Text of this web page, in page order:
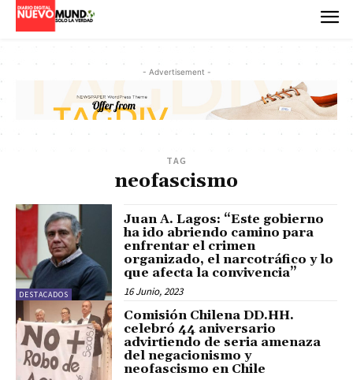
- Advertisement -
TAG
neofascismo
DESTACADOS
Juan A. Lagos: “Este gobierno
ha ido abriendo camino para
enfrentar el crimen
organizado, el narcotráfico y lo
que afecta la convivencia”
16 Junio, 2023
Comisión Chilena DD.HH.
celebró 44 aniversario
advirtiendo de seria amenaza
del negacionismo y
neofascismo en Chile